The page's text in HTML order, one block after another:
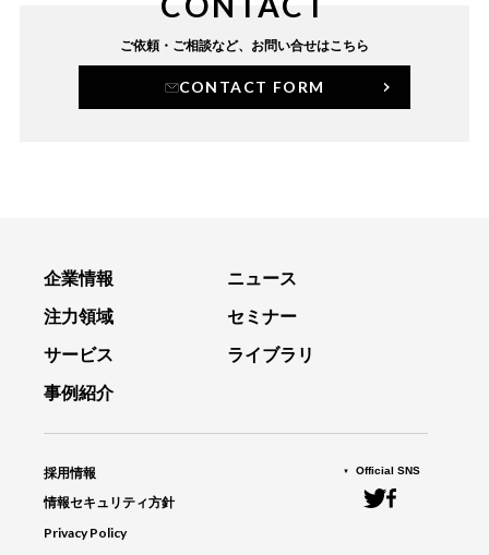
ご依頼・ご相談など、 お問い合せはこちら
CONTACT FORM
企業情報
注力領域
サービス
事例紹介
ニュース
セミナー
ライブラリ
採用情報
情報セキュリティ方針
Privacy Policy
Official SNS